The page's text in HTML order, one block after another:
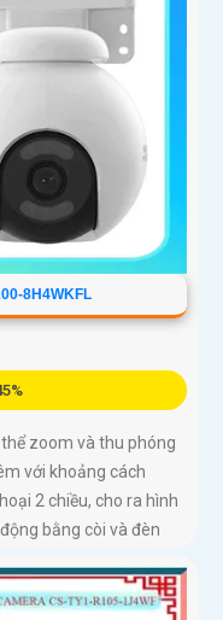
8H4WKFL
zoom và thu phóng
với khoảng cách
2 chiều, cho ra hình
bằng còi và đèn